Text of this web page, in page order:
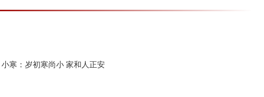
小寒：岁初寒尚小 家和人正安